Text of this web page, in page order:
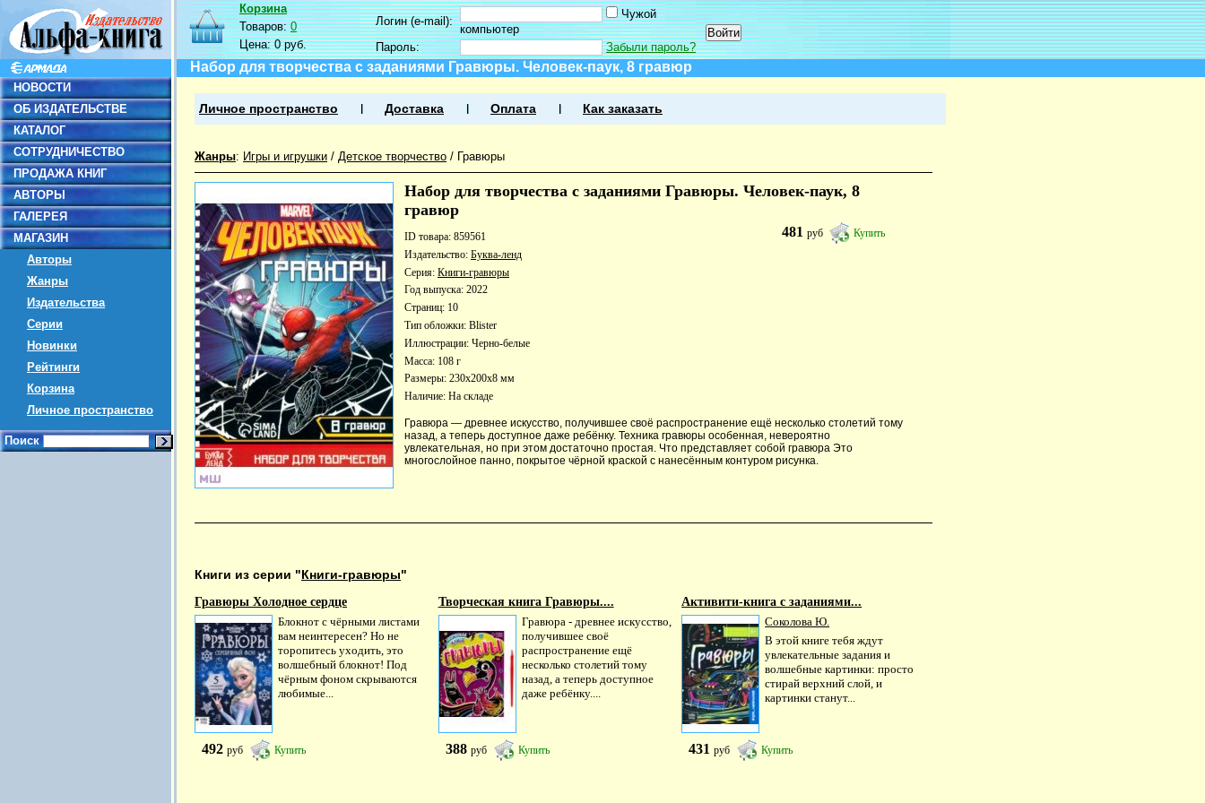
НОВОСТИ
ОБ ИЗДАТЕЛЬСТВЕ
КАТАЛОГ
СОТРУДНИЧЕСТВО
ПРОДАЖА КНИГ
АВТОРЫ
ГАЛЕРЕЯ
МАГАЗИН
Авторы
Жанры
Издательства
Серии
Новинки
Рейтинги
Корзина
Личное пространство
Поиск
Корзина
Товаров:0
Цена:0 руб.
Логин (e-mail):
Чужой
компьютер
Пароль:
Забыли пароль?
Набор для творчества с заданиями Гравюры. Человек-паук, 8 гравюр
Личное пространство Доставка Оплата Как заказать
Жанры: Игры и игрушки / Детское творчество / Гравюры
Набор для творчества с заданиями Гравюры. Человек-паук, 8
гравюр
481руб Купить
ID товара: 859561
Издательство: Буква-ленд
Серия: Книги-гравюры
Год выпуска: 2022
Страниц: 10
Тип обложки: Blister
Иллюстрации: Черно-белые
Масса: 108 г
Размеры: 230x200x8 мм
Наличие: На складе
Гравюра — древнее искусство, получившее своё распространение ещё несколько столетий тому
назад, а теперь доступное даже ребёнку. Техника гравюры особенная, невероятно
увлекательная, но при этом достаточно простая. Что представляет собой гравюра Это
многослойное панно, покрытое чёрной краской с нанесённым контуром рисунка.
Книги из серии "Книги-гравюры"
Гравюры Холодное сердце
Блокнот с чёрными листами
вам неинтересен? Но не
торопитесь уходить, это
волшебный блокнот! Под
чёрным фоном скрываются
любимые...
492 руб Купить
Творческая книга Гравюры....
Гравюра - древнее искусство,
получившее своё
распространение ещё
несколько столетий тому
назад, а теперь доступное
даже ребёнку....
388 руб Купить
Активити-книга с заданиями...
Соколова Ю.
В этой книге тебя ждут
увлекательные задания и
волшебные картинки: просто
стирай верхний слой, и
картинки станут...
431руб Купить